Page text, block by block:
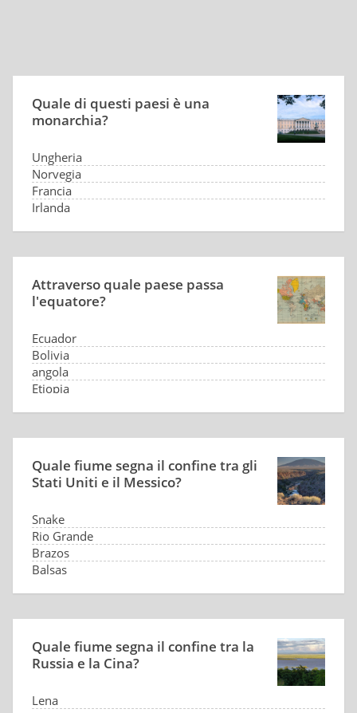
Quale di questi paesi è una
monarchia?
Ungheria
Norvegia
Francia
Irlanda
Attraverso quale paese passa
l'equatore?
Ecuador
Bolivia
angola
Etiopia
Quale fiume segna il confine tra gli
Stati Uniti e il Messico?
Snake
Rio Grande
Brazos
Balsas
Quale fiume segna il confine tra la
Russia e la Cina?
Lena